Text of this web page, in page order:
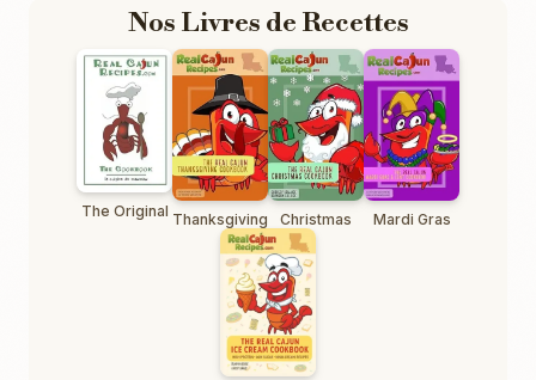
Nos Livres de Recettes
The Original Thanksgiving Christmas Mardi Gras